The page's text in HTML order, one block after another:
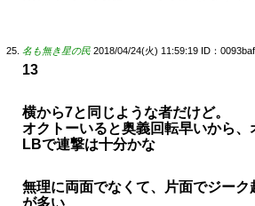
名も無き星の民 2018/04/24(火) 11:59:19 ID：
13
横から7と同じような者だけど。
オクトーいると奥義回転早いから、
LBで連撃は十分かな
無理に両面でなくて、片面でジーク
が多い